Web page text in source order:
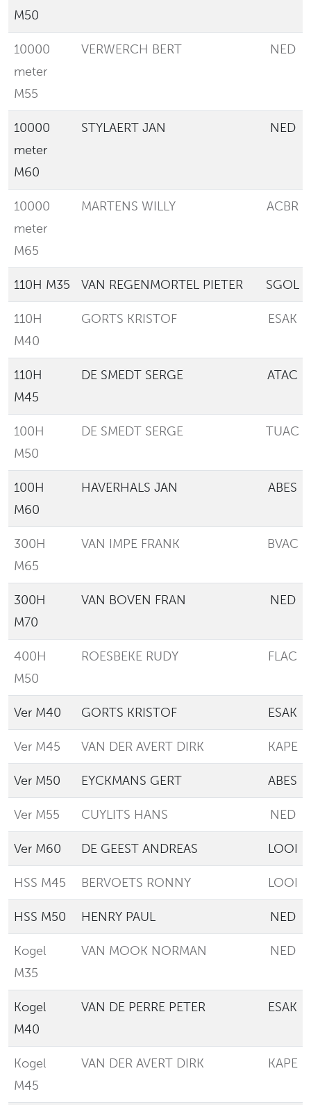
M50
10000
meter
M55
VERWERCH BERT NED
10000
meter
M60
STYLAERT JAN NED
10000
meter
M65
MARTENS WILLY ACBR
110H M35 VAN REGENMORTEL PIETER SGOL
110H
M40
GORTS KRISTOF ESAK
110H
M45
DE SMEDT SERGE ATAC
100H
M50
DE SMEDT SERGE TUAC
100H
M60
HAVERHALS JAN ABES
300H
M65
VAN IMPE FRANK BVAC
300H
M70
VAN BOVEN FRAN NED
400H
M50
ROESBEKE RUDY FLAC
Ver M40 GORTS KRISTOF ESAK
Ver M45 VAN DER AVERT DIRK KAPE
Ver M50 EYCKMANS GERT ABES
Ver M55 CUYLITS HANS NED
Ver M60 DE GEEST ANDREAS LOOI
HSS M45 BERVOETS RONNY LOOI
HSS M50 HENRY PAUL NED
Kogel
M35
VAN MOOK NORMAN NED
Kogel
M40
VAN DE PERRE PETER ESAK
Kogel
M45
VAN DER AVERT DIRK KAPE